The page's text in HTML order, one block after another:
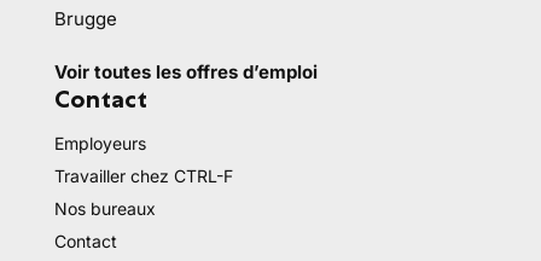
Brugge
Voir toutes les offres d’emploi
Contact
Employeurs
Travailler chez CTRL-F
Nos bureaux
Contact